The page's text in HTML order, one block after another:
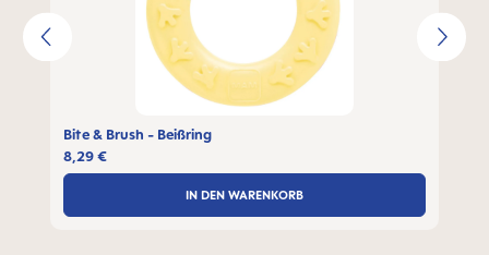
Bite & Brush - Beißring
8,29 €
IN DEN WARENKORB